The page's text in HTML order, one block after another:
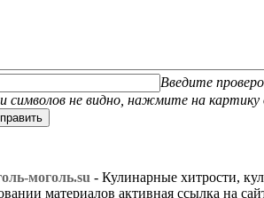
Введите
символов не видно, нажмите на картику
моголь.su - Кулинарные хитрости,
материалов активная ссылка на